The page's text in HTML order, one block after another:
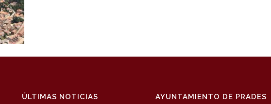
ÚLTIMAS NOTICIAS AYUNTAMIENTO DE PRADES